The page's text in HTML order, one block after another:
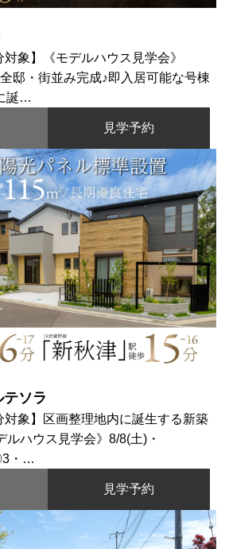
対象】《モデルハウス見学会》
邸・街並み完成♪即入居可能な号棟
誕…
見学予約
ソラ
対象】区画整理地内に誕生する新築
ルハウス見学会》8/8(土)・
・…
見学予約